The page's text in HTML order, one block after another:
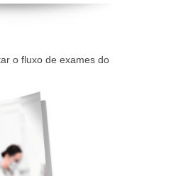
o fluxo de exames do